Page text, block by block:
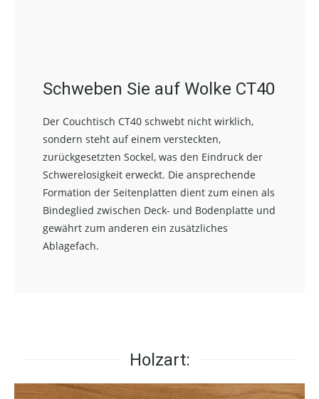
Schweben Sie auf Wolke CT40
Der Couchtisch CT40 schwebt nicht wirklich,
sondern steht auf einem versteckten,
zurückgesetzten Sockel, was den Eindruck der
Schwerelosigkeit erweckt. Die ansprechende
Formation der Seitenplatten dient zum einen als
Bindeglied zwischen Deck- und Bodenplatte und
gewährt zum anderen ein zusätzliches
Ablagefach.
Holzart: